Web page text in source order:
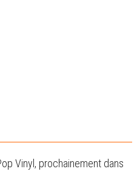
Vinyl, prochainement dans